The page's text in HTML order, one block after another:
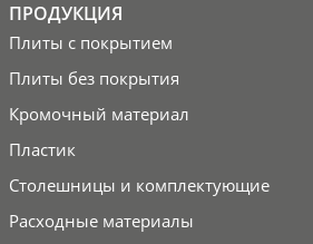
ПРОДУКЦИЯ
Плиты с покрытием
Плиты без покрытия
Кромочный материал
Пластик
Столешницы и комплектующие
Расходные материалы